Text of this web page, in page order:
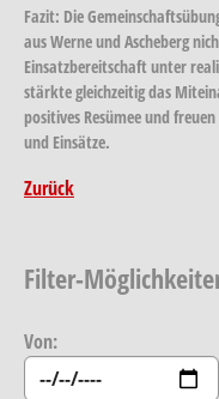
Fazit: Die
aus Werne und Ascheberg
Einsatzbereitschaft unter
stärkte gleichzeitig das
positives Resümee und
und Einsätze.
Zurück
Filter-
Von: